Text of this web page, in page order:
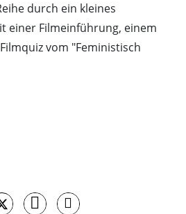
durch ein kleines
einer Filmeinführung, einem
vom "Feministisch